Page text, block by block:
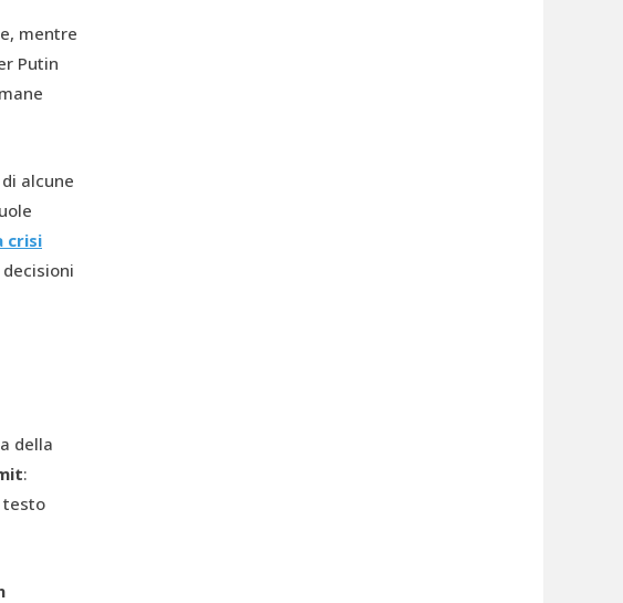
mentre
Putin
alcune
crisi
della
:
testo